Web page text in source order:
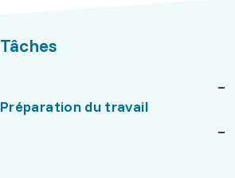
Tâches
Préparation du travail